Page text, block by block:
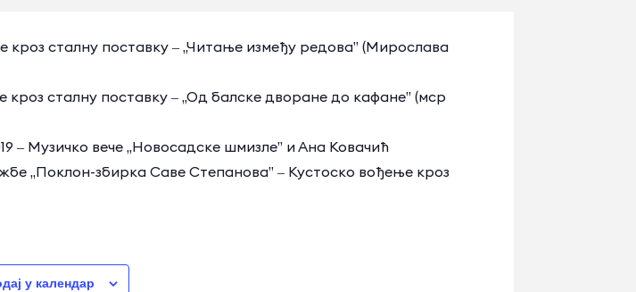
кроз сталну поставку ‒ „Читање између редова” (Мирослава
кроз сталну поставку ‒ „Од балске дворане до кафане” (мср
‒ Музичко вече „Новосадске шмизле” и Ана Ковачић
„Поклон-збирка Саве Степанова” ‒ Кустоско вођење кроз
у календар